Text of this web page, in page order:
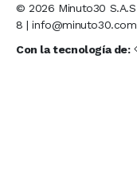
© 2026 Minuto30
8 | info@minuto30.com
Con la tecnología de: